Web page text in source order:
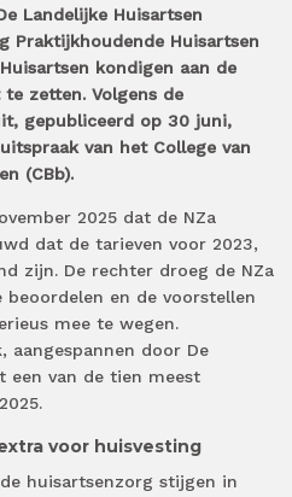
Landelijke Huisartsen
Praktijkhoudende Huisartsen
kondigen aan de
zetten. Volgens de
gepubliceerd op 30 juni,
van het College van
(CBb).
2025 dat de NZa
dat de tarieven voor 2023,
zijn. De rechter droeg de NZa
en de voorstellen
mee te wegen.
aangespannen door De
een van de tien meest
voor huisvesting
huisartsenzorg stijgen in